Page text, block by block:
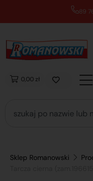
89 762 00
0,00 zł
Sklep Romanowski